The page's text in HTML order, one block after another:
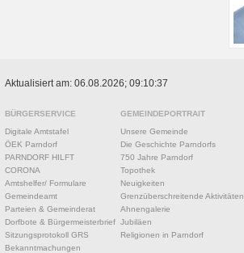
Aktualisiert am: 06.08.2026; 09:10:37
BÜRGERSERVICE
Digitale Amtstafel
ÖEK Parndorf
PARNDORF HILFT
CORONA
Amtshelfer/ Formulare
Gemeindeamt
Parteien & Gemeinderat
Dorfbote & Bürgermeisterbrief
Sitzungsprotokoll GRS
Bekanntmachungen
GEMEINDEPORTRAIT
Unsere Gemeinde
Die Geschichte Parndorfs
750 Jahre Parndorf
Topothek
Neuigkeiten
Grenzüberschreitende Aktivitäten
Ahnengalerie
Jubiläen
Religionen in Parndorf